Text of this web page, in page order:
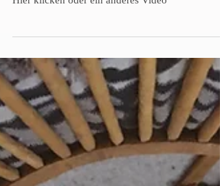
Unsere Produzenten
Hier klicken oder ein anderes Video